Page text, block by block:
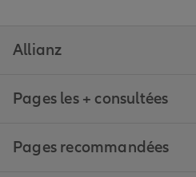
Allianz
Pages les + consultées
Pages recommandées